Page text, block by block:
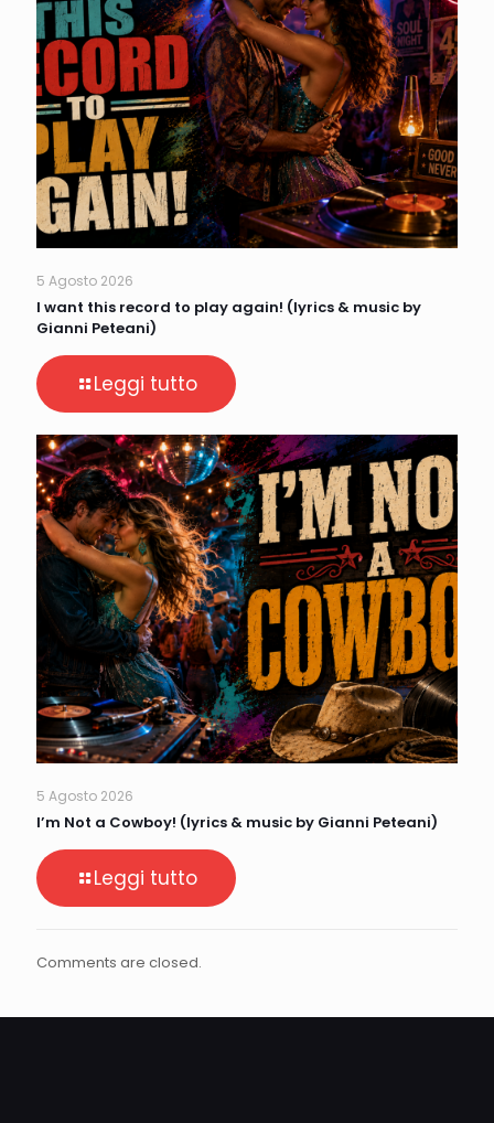
5 Agosto 2026
I want this record to play again! (lyrics & music by
Gianni Peteani)
Leggi tutto
5 Agosto 2026
I’m Not a Cowboy! (lyrics & music by Gianni Peteani)
Leggi tutto
Comments are closed.